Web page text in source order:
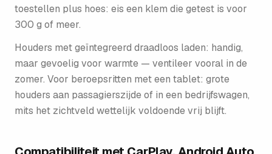
toestellen plus hoes: eis een klem die getest is voor
300 g of meer.
Houders met geïntegreerd draadloos laden: handig,
maar gevoelig voor warmte — ventileer vooral in de
zomer. Voor beroepsritten met een tablet: grote
houders aan passagierszijde of in een bedrijfswagen,
mits het zichtveld wettelijk voldoende vrij blijft.